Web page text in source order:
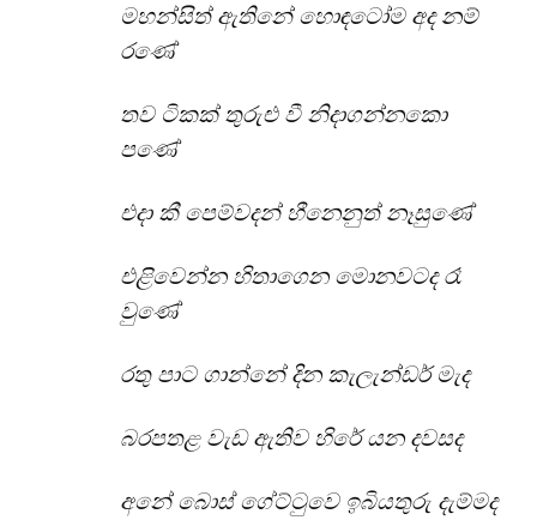
මහන්සිත් ඇතිනේ හොඳටෝම අද නම්
රණේ
තව ටිකක් තුරුළු වී නිදාගන්නකො
පණේ
එදා කී පෙම්වදන් හීනෙනුත් නෑසුණේ
එළිවෙන්න හිතාගෙන මොනවටද රෑ
වුණේ
රතු පාට ගාන්නේ දින කැලැන්ඩර් මැද
බරපතළ වැඩ ඇතිව හිරේ යන දවසද
අනේ බොස් ගේට්ටුවෙ ඉබියතුරු දැම්මද